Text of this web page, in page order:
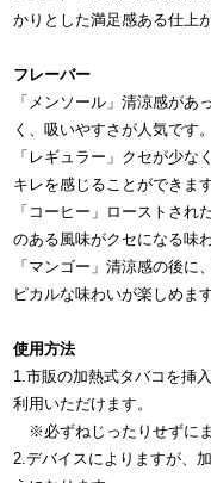
かりとした満足感ある仕上
フレーバー
「メンソール」清涼感があ
く、吸いやすさが人気です。
「レギュラー」クセが少な
キレを感じることができます
「コーヒー」ローストさ
のある風味がクセになる味
「マンゴー」清涼感の後に
ピカルな味わいが楽しめます
使用方法
1.市販の加熱式タバコを挿
利用いただけます。
※必ずねじったりせずにま
2.デバイスによりますが、